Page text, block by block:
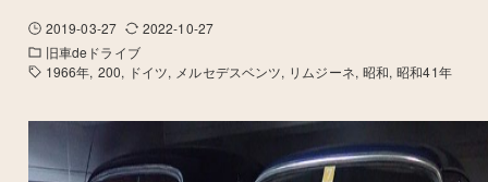
2019-03-27
2022-10-27
旧車deドライブ
1966年 200 ドイツ メルセデスベンツ リムジーネ 昭和 昭和41年